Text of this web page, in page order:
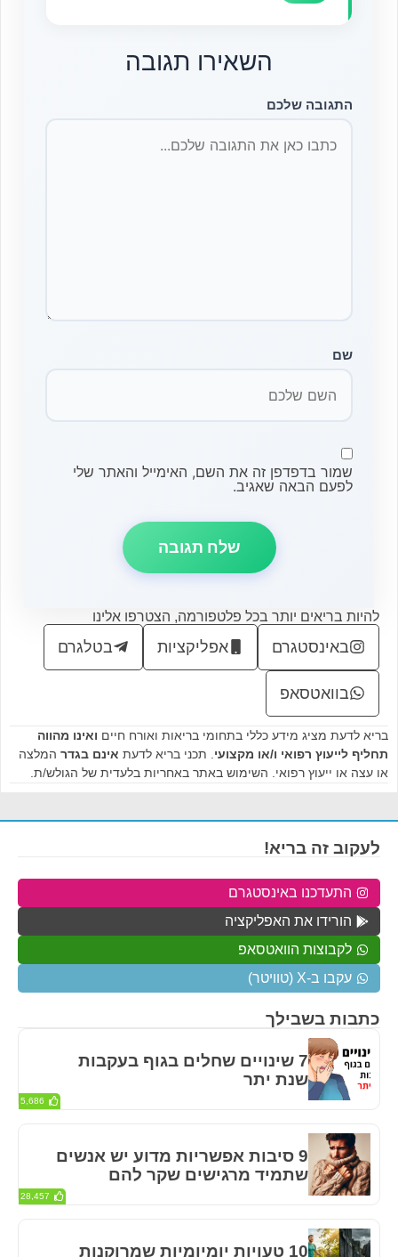
השאירו תגובה
התגובה שלכם
שם
שמור בדפדפן זה את השם, האימייל והאתר שלי
לפעם הבאה שאגיב.
להיות בריאים יותר בכל פלטפורמה, הצטרפו אלינו
באינסטגרם אפליקציות בטלגרם
בוואטסאפ
בריא לדעת מציג מידע כללי בתחומי בריאות ואורח חיים ואינו מהווה
תחליף לייעוץ רפואי ו/או מקצועי . תכני בריא לדעת אינם בגדר המלצה
או עצה או ייעוץ רפואי. השימוש באתר באחריות בלעדית של הגולש/ת.
כתבות בשבילך
7 שינויים שחלים בגוף בעקבות
שנת יתר
5,686
9 סיבות אפשריות מדוע יש אנשים
שתמיד מרגישים שקר להם
28,457
10 טעויות יומיומיות שמרוקנות
לעקוב זה בריא!
התעדכנו באינסטגרם
הורידו את האפליקציה
לקבוצות הוואטסאפ
עקבו ב-X (טוויטר)